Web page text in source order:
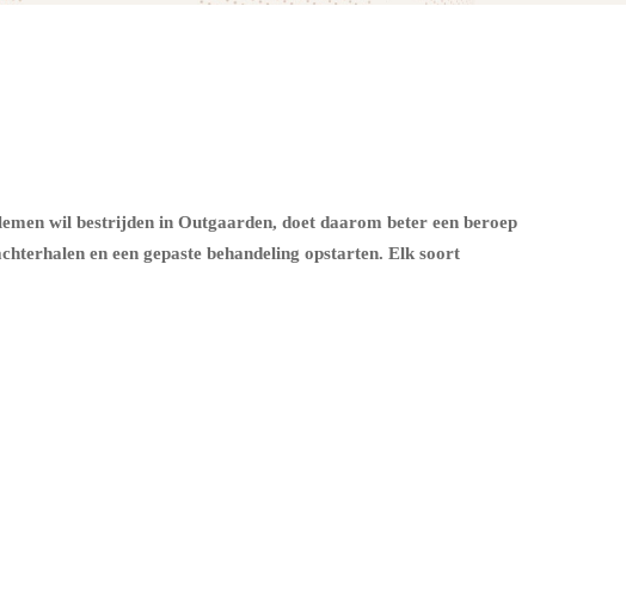
wil bestrijden in Outgaarden, doet daarom beter een beroep
en een gepaste behandeling opstarten. Elk soort